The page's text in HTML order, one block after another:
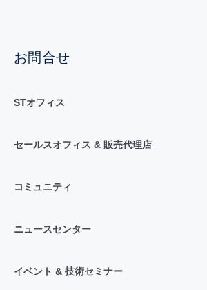
お問合せ
STオフィス
セールスオフィス & 販売代理店
コミュニティ
ニュースセンター
イベント & 技術セミナー